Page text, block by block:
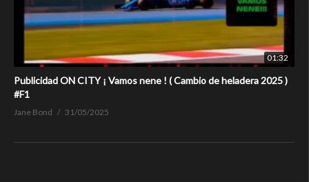
01:32
Publicidad ON CITY ¡ Vamos nene ! ( Cambio de heladera 2025 )
#F1
Jane Bond 31/05/2025